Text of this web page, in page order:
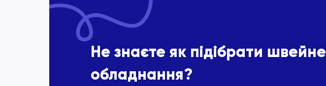
Не знаєте як підібрати швейне
обладнання?